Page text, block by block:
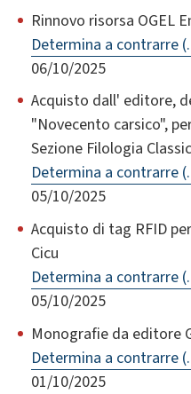
Rinnovo risorsa OGEL
Determina a contrarre
06/10/2025
Acquisto dall' editore,
"Novecento carsico",
Sezione Filologia
Determina a contrarre
05/10/2025
Acquisto di tag RFID
Cicu
Determina a contrarre
05/10/2025
Monografie da editore
Determina a contrarre
01/10/2025